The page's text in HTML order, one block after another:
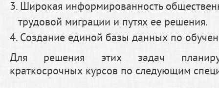
Широкая информированность
трудовой миграции и путях ее решения.
Создание единой базы данных по
Для решения этих задач
краткосрочных курсов по следующим